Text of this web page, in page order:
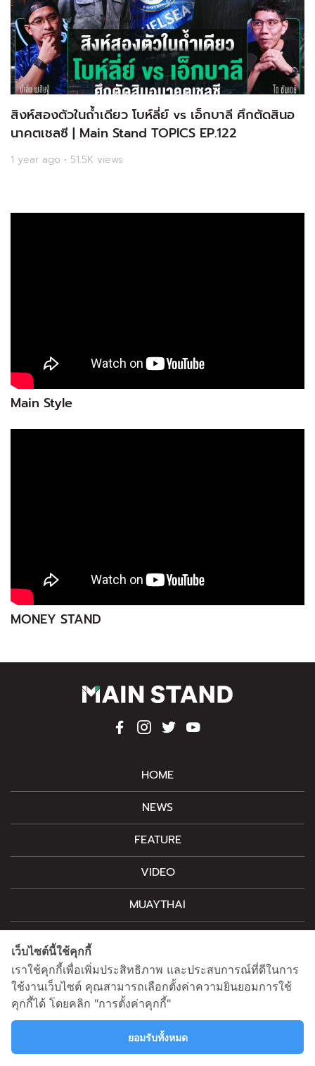
สิงห์สองตัวในถ้ำเดียว โบห์ลี่ย์ vs เอ็กบาลี ศึกตัดสินอ
นาคตเชลซี | Main Stand TOPICS EP.122
1 year ago • 51.5K views
Main Style
MONEY STAND
HOME
NEWS
FEATURE
VIDEO
MUAYTHAI
CONTACT
For advertising, please contact
information@mainstand.co.th
เว็บไซต์นี้ใช้คุกกี้
เราใช้คุกกี้เพื่อเพิ่มประสิทธิภาพ และประสบการณ์ที่ดีในการ
ใช้งานเว็บไซต์ คุณสามารถเลือกตั้งค่าความยินยอมการใช้
คุกกี้ได้ โดยคลิก "การตั้งค่าคุกกี้"
ยอมรับทั้งหมด